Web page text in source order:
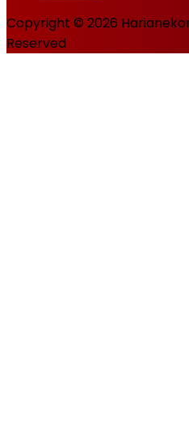
Copyright © 2026
Reserved